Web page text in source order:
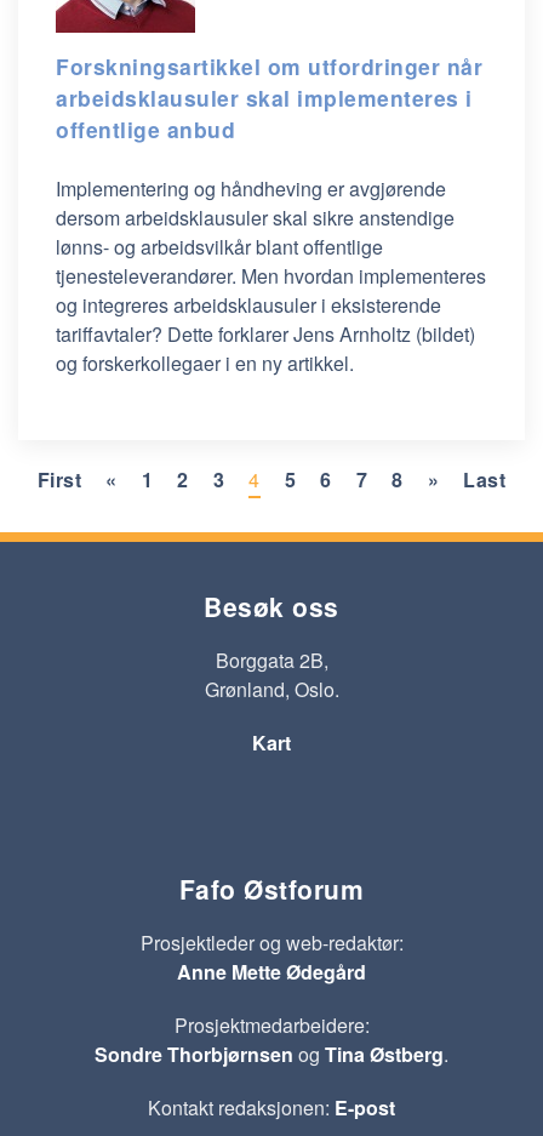
Forskningsartikkel om utfordringer når
arbeidsklausuler skal implementeres i
offentlige anbud
Implementering og håndheving er avgjørende
dersom arbeidsklausuler skal sikre anstendige
lønns- og arbeidsvilkår blant offentlige
tjenesteleverandører. Men hvordan implementeres
og integreres arbeidsklausuler i eksisterende
tariffavtaler? Dette forklarer Jens Arnholtz (bildet)
og forskerkollegaer i en ny artikkel.
First « 1 2 3 4 5 6 7 8 » Last
Besøk oss
Borggata 2B,
Grønland, Oslo.
Kart
Fafo Østforum
Prosjektleder og web-redaktør:
Anne Mette Ødegård
Prosjektmedarbeidere:
Sondre Thorbjørnsen og Tina Østberg.
Kontakt redaksjonen: E-post